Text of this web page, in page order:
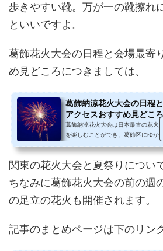
歩きやすい靴。万が一の靴擦れ
といいですよ。
葛飾花火大会の日程と会場最寄
め見どころにつきましては、
葛飾納涼花火大会の日程
アクセスおすすめ見どこ
葛飾納涼花火大会は日本最古の花火
を楽しむことができ、葛飾区にゆか
関東の花火大会と夏祭りについ
ちなみに葛飾花火大会の前の週
の足立の花火も開催されます。
記事のまとめページは下のリン